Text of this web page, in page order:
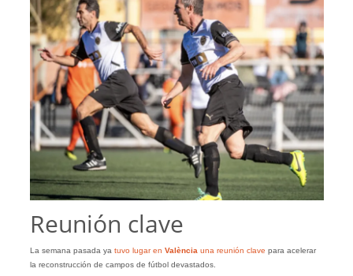
Reunión clave
La semana pasada ya tuvo lugar en València una reunión clave para acelerar
la reconstrucción de campos de fútbol devastados.